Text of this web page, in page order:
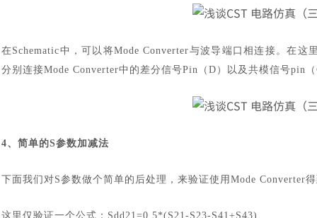
在Schematic中，可以将Mode Converter与波导端口相连接。在
分别连接Mode Converter中的差分信号Pin（D）以及共模信号pin
4、简单的S参数加减法
下面我们对S参数做个简单的后处理，来验证使用Mode Converter
这里仅验证一个公式： Sdd21=0.5*(S21-S23-S41+S43)